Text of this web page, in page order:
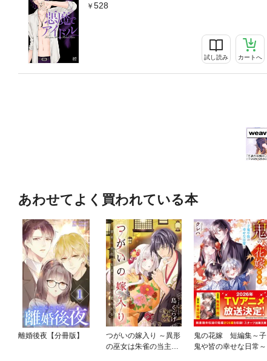
528
試し読み カートへ
あわせてよく買われている本
離婚後夜【分冊版】
つがいの嫁入り ～異形
の巫女は朱雀の当主に
鬼の花嫁 短編集～子
鬼や皆の幸せな日常～